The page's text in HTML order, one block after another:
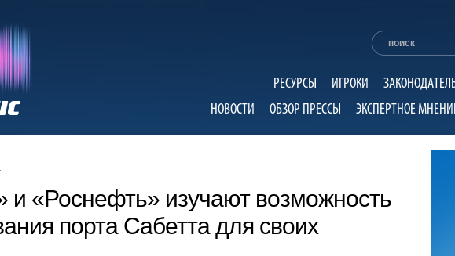
РЕСУРСЫ ИГРОКИ
НОВОСТИ
ОБЗОР ПРЕССЫ ЭКСПЕРТНОЕ
и «Роснефть» изучают возможность
порта Сабетта для своих